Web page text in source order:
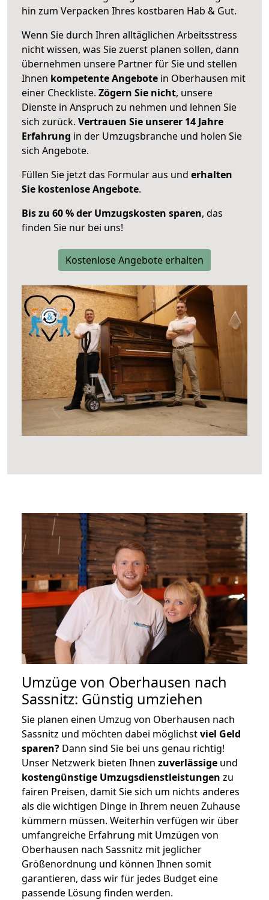
hin zum Verpacken Ihres kostbaren Hab & Gut.
Wenn Sie durch Ihren alltäglichen Arbeitsstress
nicht wissen, was Sie zuerst planen sollen, dann
übernehmen unsere Partner für Sie und stellen
Ihnen kompetente Angebote in Oberhausen mit
einer Checkliste. Zögern Sie nicht, unsere
Dienste in Anspruch zu nehmen und lehnen Sie
sich zurück. Vertrauen Sie unserer 14 Jahre
Erfahrung in der Umzugsbranche und holen Sie
sich Angebote.
Füllen Sie jetzt das Formular aus und erhalten
Sie kostenlose Angebote.
Bis zu 60 % der Umzugskosten sparen, das
finden Sie nur bei uns!
Kostenlose Angebote erhalten
Umzüge von Oberhausen nach
Sassnitz: Günstig umziehen
Sie planen einen Umzug von Oberhausen nach
Sassnitz und möchten dabei möglichstviel Geld
sparen? Dann sind Sie bei uns genau richtig!
Unser Netzwerk bieten Ihnen zuverlässige und
kostengünstige Umzugsdienstleistungen zu
fairen Preisen, damit Sie sich um nichts anderes
als die wichtigen Dinge in Ihrem neuen Zuhause
kümmern müssen. Weiterhin verfügen wir über
umfangreiche Erfahrung mit Umzügen von
Oberhausen nach Sassnitz mit jeglicher
Größenordnung und können Ihnen somit
garantieren, dass wir für jedes Budget eine
passende Lösung finden werden.